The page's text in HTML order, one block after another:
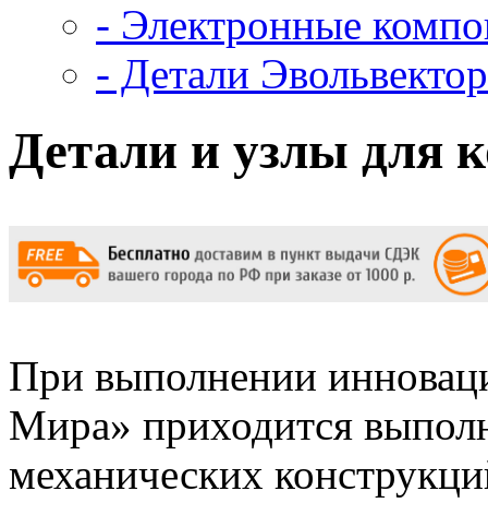
- Электронные
- Детали Эвольвектор
Детали и узлы для
При выполнении
Мира» приходится
механических